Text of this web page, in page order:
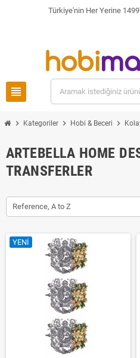
Türkiye'nin Her Yerine
view_headline
chevron_right Kategoriler chevron_right Hobi & Beceri chevron_right
ARTEBELLA HOME
TRANSFERLER
Reference, A to Z
YENI